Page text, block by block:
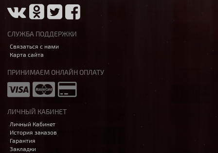
СЛУЖБА ПОДДЕРЖКИ
Связаться с нами
Карта сайта
ПРИНИМАЕМ ОНЛАЙН ОПЛАТУ
ЛИЧНЫЙ КАБИНЕТ
Личный Кабинет
История заказов
Гарантия
Закладки